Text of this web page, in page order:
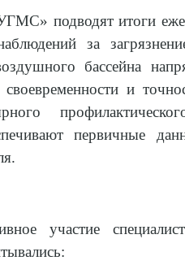
подводят итоги
за
бассейна
и
первичные
участие